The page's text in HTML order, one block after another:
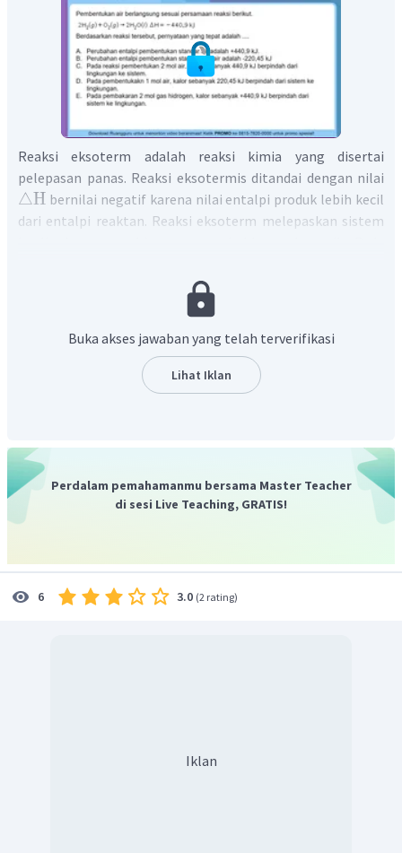
Reaksi eksoterm adalah reaksi kimia yang disertai
pelepasan panas. Reaksi eksotermis ditandai dengan nilai
△H bernilai negatif karena nilai entalpi produk lebih kecil
dari entalpi reaktan. Reaksi eksoterm melepaskan sistem
entalpi reaksi pembentukan 2 mol air adalah -440,9 kJ. Ini
berarti reaksi melepas kalor dari sistem ke lingkungan,
Jadi, jawaban yang benar adalah C.
Buka akses jawaban yang telah terverifikasi
Lihat Iklan
Perdalam pemahamanmu bersama Master Teacher
di sesi Live Teaching, GRATIS!
6 3.0 (2 rating)
Iklan